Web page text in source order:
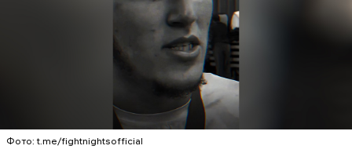
Фото: t.me/fightnightsofficial
Вечером 31 января Мутаев возвращался домой с
тренировки. Во дворе жилого дома на улице
Гапцахской в Махачкале на бойца напал
неизвестный. Он выскочил из подъезда, выстрелил